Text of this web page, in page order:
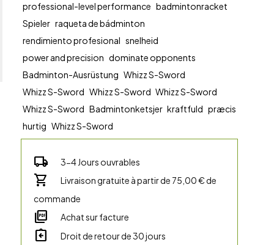
professional-level performance badmintonracket
Spieler raqueta de bádminton
rendimiento profesional snelheid
power and precision dominate opponents
Badminton-Ausrüstung Whizz S-Sword
Whizz S-Sword Whizz S-Sword Whizz S-Sword
Whizz S-Sword Badmintonketsjer kraftfuld præcis
hurtig Whizz S-Sword
local_shipping 3-4 Jours ouvrables
shopping_cart
Livraison gratuite à partir de 75,00 € de
commande
picture_as_pdf Achat sur facture
assignment_return Droit de retour de 30 jours